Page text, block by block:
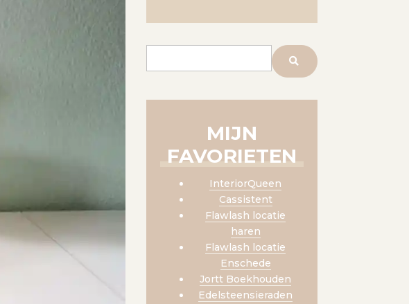
MIJN
FAVORIETEN
InteriorQueen
Cassistent
Flawlash locatie
haren
Flawlash locatie
Enschede
Jortt Boekhouden
Edelsteensieraden